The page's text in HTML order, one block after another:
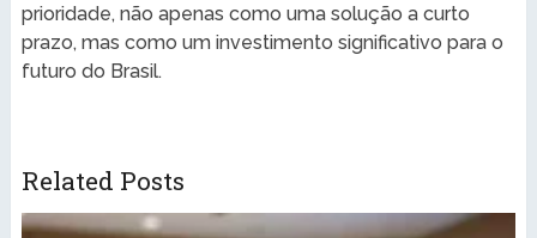
prioridade, não apenas como uma solução a curto
prazo, mas como um investimento significativo para o
futuro do Brasil.
Related Posts